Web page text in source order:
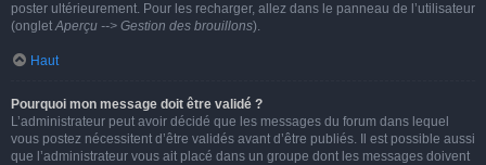
poster ultérieurement. Pour les recharger, allez dans le panneau de l’utilisateur
(ongletAperçu --> Gestion des brouillons).
Haut
Pourquoi mon message doit être validé ?
L’administrateur peut avoir décidé que les messages du forum dans lequel
vous postez nécessitent d’être validés avant d’être publiés. Il est possible aussi
que l’administrateur vous ait placé dans un groupe dont les messages doivent